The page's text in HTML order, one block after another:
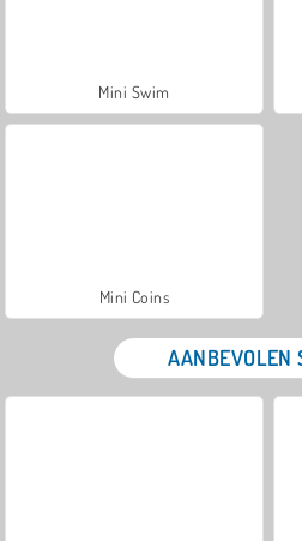
Mini Swim
Mini Coins
AANBEVOLEN